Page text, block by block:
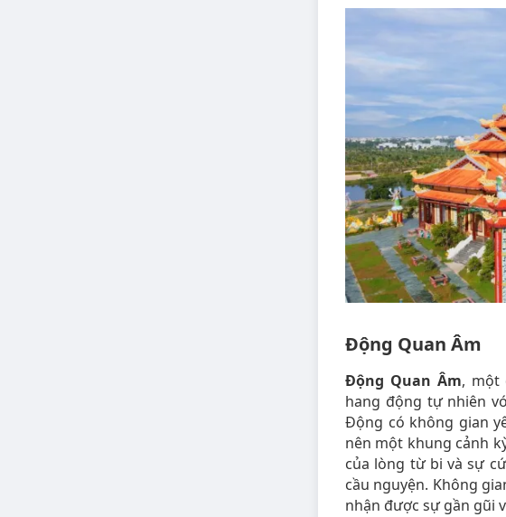
Động Quan Âm
Động Quan Âm, một
hang động tự nhiên
Động có không gian
nên một khung cảnh
của lòng từ bi và sự
cầu nguyện. Không
nhận được sự gần gũi